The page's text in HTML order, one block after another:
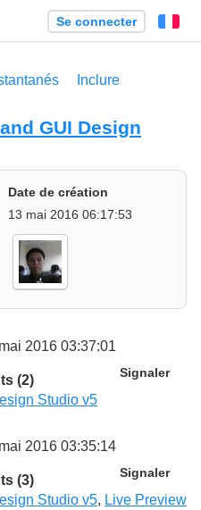
Se connecter
Inclure
GUI Design
Date de création
13 mai 2016 06:17:53
2016 03:37:01
Signaler
(2)
Studio v5
2016 03:35:14
Signaler
(3)
Studio v5, Live Preview